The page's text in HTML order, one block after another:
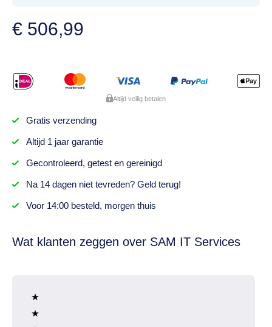
€ 506,99
Altijd veilig betalen
Gratis verzending
Altijd 1 jaargarantie
Gecontroleerd, getesten gereinigd
Na 14 dagenniet tevreden? Geld terug!
Voor 14:00 besteld, morgen thuis
Wat klanten zeggen over SAM IT Services